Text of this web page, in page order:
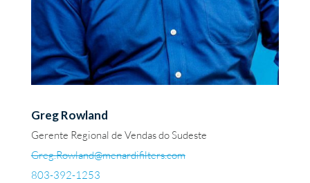
Greg Rowland
Gerente Regional de Vendas do Sudeste
Greg.Rowland@menardifilters.com
803-392-1253